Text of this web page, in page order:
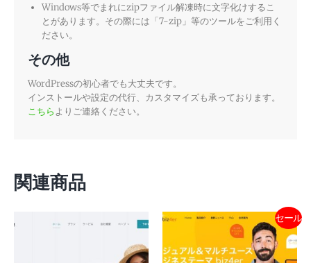
Windows等でまれにzipファイル解凍時に文字化けするこ
とがあります。その際には「7-zip」等のツールをご利用く
ださい。
その他
WordPressの初心者でも大丈夫です。
インストールや設定の代行、カスタマイズも承っております。
こちらよりご連絡ください。
関連商品
セール